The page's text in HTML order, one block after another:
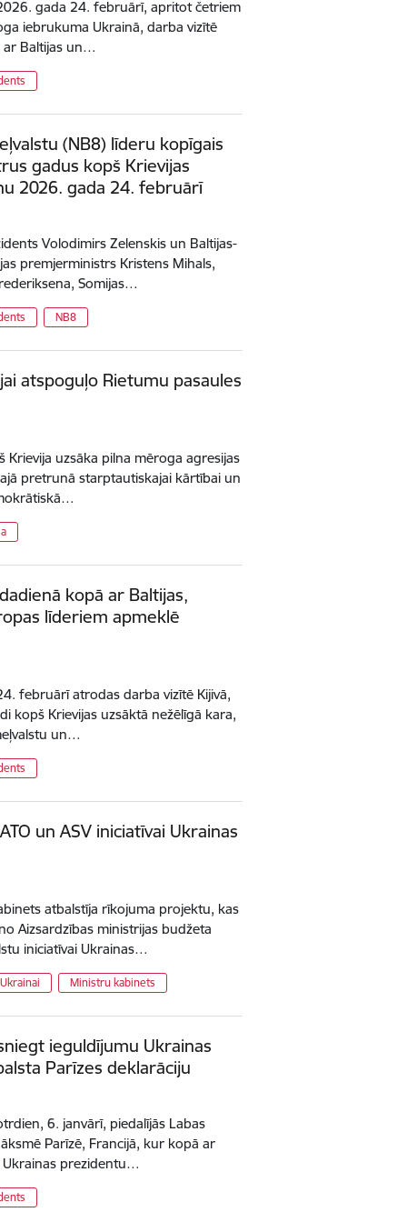
gada 24. februārī, apritot četriem
iebrukuma Ukrainā, darba vizītē
ar Baltijas un…
(NB8) līderu kopīgais
gadus kopš Krievijas
2026. gada 24. februārī
Volodimirs Zelenskis un Baltijas-
premjerministrs Kristens Mihals,
Somijas…
NB8
atspoguļo Rietumu pasaules
uzsāka pilna mēroga agresijas
pretrunā starptautiskajai kārtībai un
kopā ar Baltijas,
līderiem apmeklē
februārī atrodas darba vizītē Kijivā,
kopš Krievijas uzsāktā nežēlīgā kara,
un…
un ASV iniciatīvai Ukrainas
atbalstīja rīkojuma projektu, kas
Aizsardzības ministrijas budžeta
iniciatīvai Ukrainas…
Ministru kabinets
ieguldījumu Ukrainas
Parīzes deklarāciju
6. janvārī, piedalījās Labas
Parīzē, Francijā, kur kopā ar
prezidentu…